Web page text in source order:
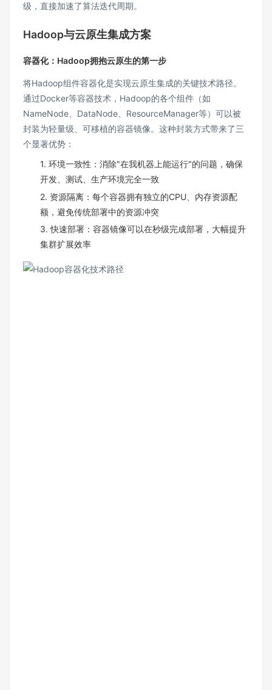
级，直接加速了算法迭代周期。
Hadoop与云原生集成方案
容器化：Hadoop拥抱云原生的第一步
将Hadoop组件容器化是实现云原生集成的关键技术路径。
通过Docker等容器技术，Hadoop的各个组件（如
NameNode、DataNode、ResourceManager等）可以被
封装为轻量级、可移植的容器镜像。这种封装方式带来了三
个显著优势：
1. 环境一致性：消除"在我机器上能运行"的问题，确保
开发、测试、生产环境完全一致
2. 资源隔离：每个容器拥有独立的CPU、内存资源配
额，避免传统部署中的资源冲突
3. 快速部署：容器镜像可以在秒级完成部署，大幅提升
集群扩展效率